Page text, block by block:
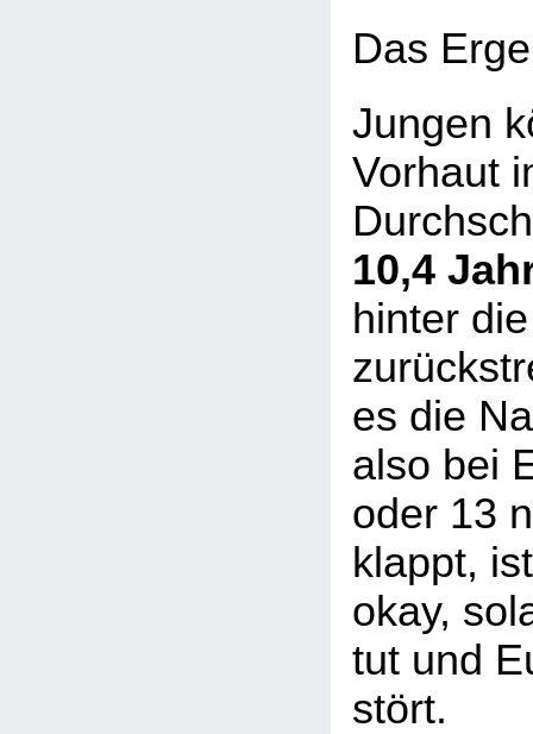
Das
Jungen
Vorhaut
10,4
hinter
es die
also bei
oder 13
klappt,
okay,
tut und
stört.